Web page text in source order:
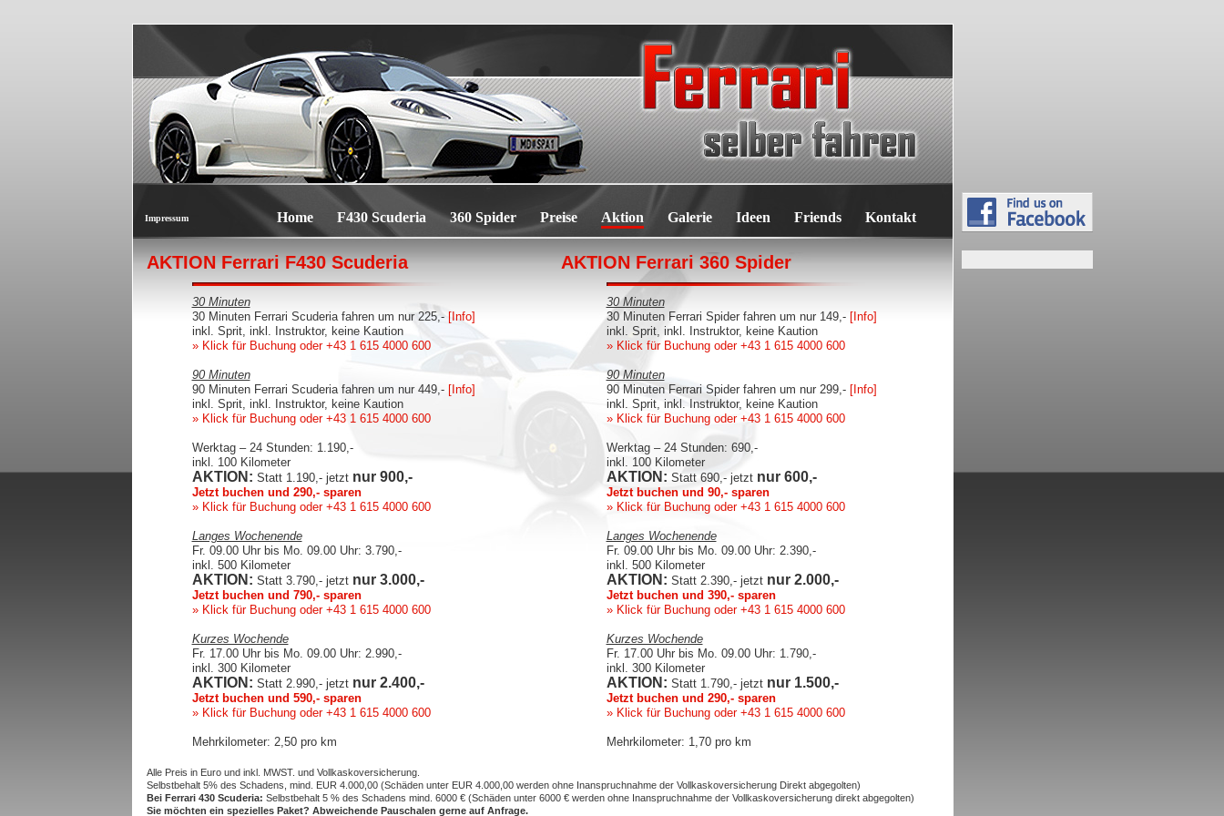
Impressum Home F430 Scuderia 360 Spider Preise Aktion Galerie Ideen Friends Kontakt
AKTION Ferrari F430 Scuderia
30 Minuten
30 Minuten Ferrari Scuderia fahren um nur 225,- [Info]
inkl. Sprit, inkl. Instruktor, keine Kaution
» Klick für Buchung oder +43 1 615 4000 600
90 Minuten
90 Minuten Ferrari Scuderia fahren um nur 449,- [Info]
inkl. Sprit, inkl. Instruktor, keine Kaution
» Klick für Buchung oder +43 1 615 4000 600
Werktag – 24 Stunden: 1.190,-
inkl. 100 Kilometer
AKTION: Statt 1.190,- jetzt nur 900,-
Jetzt buchen und 290,- sparen
» Klick für Buchung oder +43 1 615 4000 600
Langes Wochenende
Fr. 09.00 Uhr bis Mo. 09.00 Uhr: 3.790,-
inkl. 500 Kilometer
AKTION: Statt 3.790,- jetzt nur 3.000,-
Jetzt buchen und 790,- sparen
» Klick für Buchung oder +43 1 615 4000 600
Kurzes Wochende
Fr. 17.00 Uhr bis Mo. 09.00 Uhr: 2.990,-
inkl. 300 Kilometer
AKTION: Statt 2.990,- jetzt nur 2.400,-
Jetzt buchen und 590,- sparen
» Klick für Buchung oder +43 1 615 4000 600
Mehrkilometer: 2,50 pro km
AKTION Ferrari 360 Spider
30 Minuten
30 Minuten Ferrari Spider fahren um nur 149,- [Info]
inkl. Sprit, inkl. Instruktor, keine Kaution
» Klick für Buchung oder +43 1 615 4000 600
90 Minuten
90 Minuten Ferrari Spider fahren um nur 299,- [Info]
inkl. Sprit, inkl. Instruktor, keine Kaution
» Klick für Buchung oder +43 1 615 4000 600
Werktag – 24 Stunden: 690,-
inkl. 100 Kilometer
AKTION: Statt 690,- jetzt nur 600,-
Jetzt buchen und 90,- sparen
» Klick für Buchung oder +43 1 615 4000 600
Langes Wochenende
Fr. 09.00 Uhr bis Mo. 09.00 Uhr: 2.390,-
inkl. 500 Kilometer
AKTION: Statt 2.390,- jetzt nur 2.000,-
Jetzt buchen und 390,- sparen
» Klick für Buchung oder +43 1 615 4000 600
Kurzes Wochende
Fr. 17.00 Uhr bis Mo. 09.00 Uhr: 1.790,-
inkl. 300 Kilometer
AKTION: Statt 1.790,- jetzt nur 1.500,-
Jetzt buchen und 290,- sparen
» Klick für Buchung oder +43 1 615 4000 600
Mehrkilometer: 1,70 pro km
Alle Preis in Euro und inkl. MWST. und Vollkaskoversicherung.
Selbstbehalt 5% des Schadens, mind. EUR 4.000,00 (Schäden unter EUR 4.000,00 werden ohne Inanspruchnahme der Vollkaskoversicherung Direkt abgegolten)
Bei Ferrari 430 Scuderia: Selbstbehalt 5 % des Schadens mind. 6000 € (Schäden unter 6000 € werden ohne Inanspruchnahme der Vollkaskoversicherung direkt abgegolten)
Sie möchten ein spezielles Paket? Abweichende Pauschalen gerne auf Anfrage.